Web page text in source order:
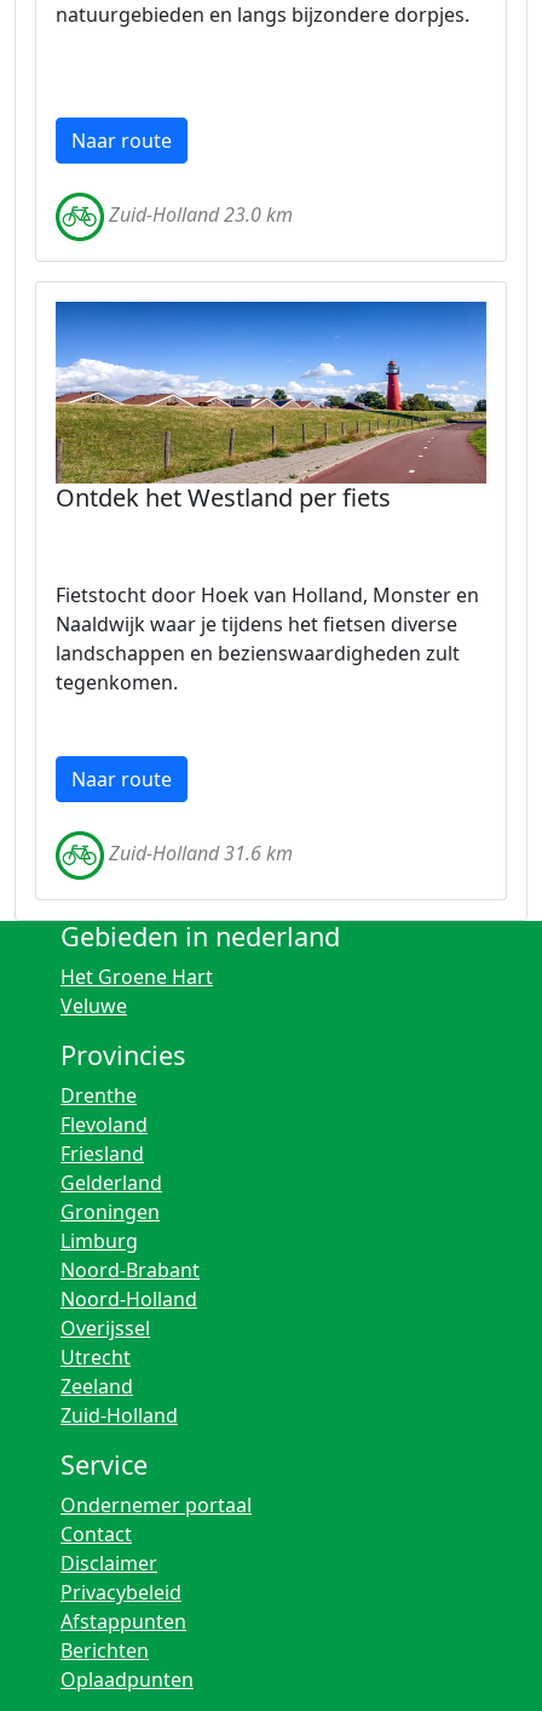
natuurgebieden en langs bijzondere dorpjes.
Naar route
Zuid-Holland 23.0 km
Ontdek het Westland per fiets
Fietstocht door Hoek van Holland, Monster en
Naaldwijk waar je tijdens het fietsen diverse
landschappen en bezienswaardigheden zult
tegenkomen.
Naar route
Zuid-Holland 31.6 km
Gebieden in nederland
Het Groene Hart
Veluwe
Provincies
Drenthe
Flevoland
Friesland
Gelderland
Groningen
Limburg
Noord-Brabant
Noord-Holland
Overijssel
Utrecht
Zeeland
Zuid-Holland
Service
Ondernemer portaal
Contact
Disclaimer
Privacybeleid
Afstappunten
Berichten
Oplaadpunten